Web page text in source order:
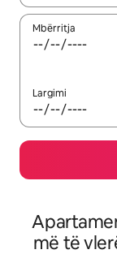
Mbërritja
Largimi
më të